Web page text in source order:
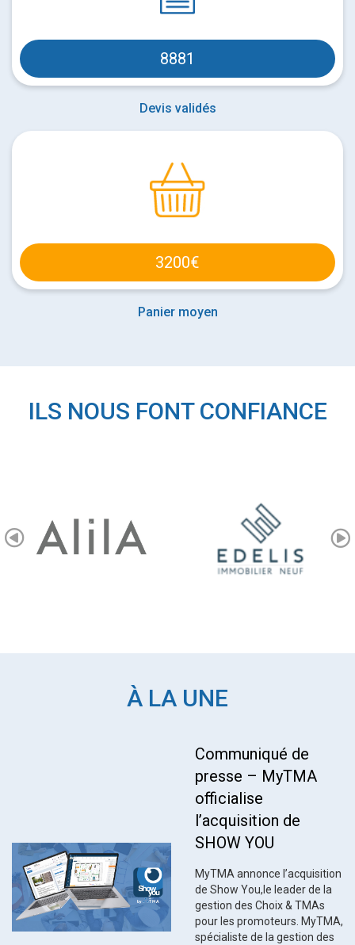
9061
Devis validés
3200€
Panier moyen
ILS NOUS FONT CONFIANCE
À LA UNE
Communiqué de
presse – MyTMA
officialise
l’acquisition de
SHOW YOU
MyTMA annonce l’acquisition
de Show You,le leader de la
gestion des Choix & TMAs
pour les promoteurs. MyTMA,
spécialiste de la gestion des